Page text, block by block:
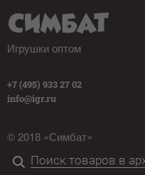
Игрушки оптом
+7 (495) 933 27 02
info@igr.ru
© 2018 «Симбат»